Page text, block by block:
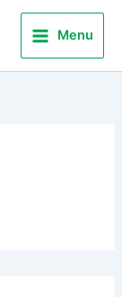
Menu